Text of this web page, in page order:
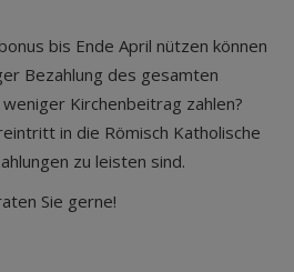
bis Ende April nützen können
Bezahlung des gesamten
Kirchenbeitrag zahlen?
in die Römisch Katholische
zu leisten sind.
Sie gerne!